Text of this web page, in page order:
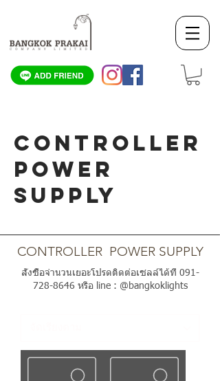
CONTROLLER
POWER
SUPPLY
CONTROLLER POWER SUPPLY
สั่งซื้อจำนวนเยอะโปรดติดต่อเซลล์ได้ที่ 091-
728-8646หรือ line : @bangkoklights